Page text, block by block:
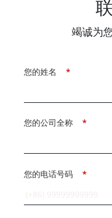
竭诚为
*
您的姓名
*
您的公司全称
*
您的电话号码